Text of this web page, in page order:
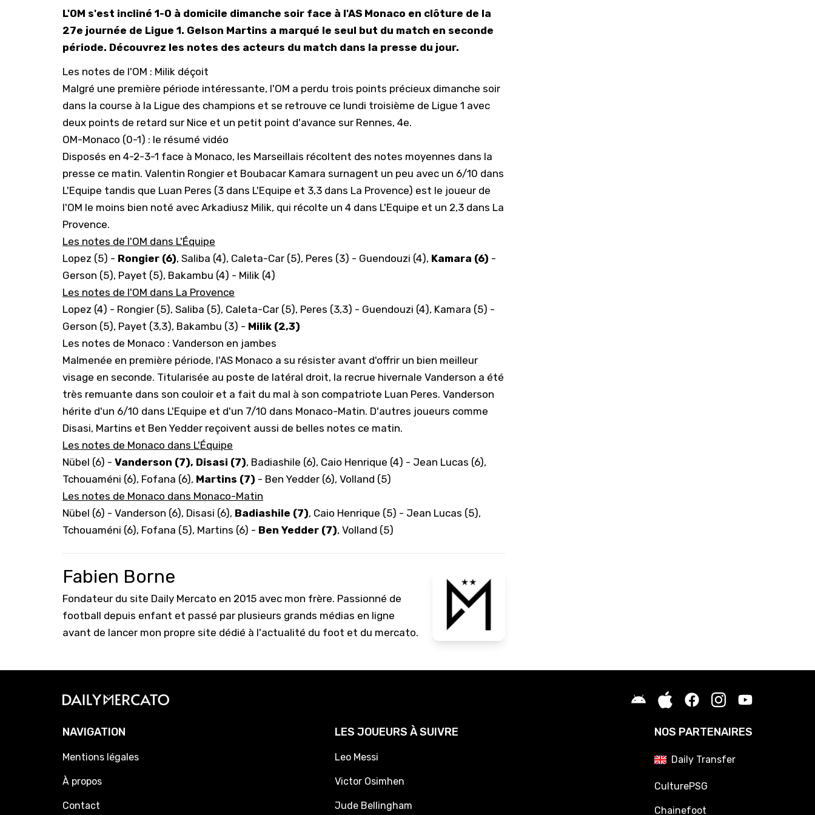
L'OM s'est incliné 1-0 à domicile dimanche soir face à l'AS Monaco en clôture de la
27e journée de Ligue 1. Gelson Martins a marqué le seul but du match en seconde
période. Découvrez les notes des acteurs du match dans la presse du jour.
Les notes de l'OM : Milik déçoit
Malgré une première période intéressante, l'OM a perdu trois points précieux dimanche soir
dans la course à la Ligue des champions et se retrouve ce lundi troisième de Ligue 1 avec
deux points de retard sur Nice et un petit point d'avance sur Rennes, 4e.
OM-Monaco (0-1) : le résumé vidéo
Disposés en 4-2-3-1 face à Monaco, les Marseillais récoltent des notes moyennes dans la
presse ce matin. Valentin Rongier et Boubacar Kamara surnagent un peu avec un 6/10 dans
L'Equipe tandis que Luan Peres (3 dans L'Equipe et 3,3 dans La Provence) est le joueur de
l'OM le moins bien noté avec Arkadiusz Milik, qui récolte un 4 dans L'Equipe et un 2,3 dans La
Provence.
Les notes de l'OM dans L'Équipe
Lopez (5) - Rongier (6), Saliba (4), Caleta-Car (5), Peres (3) - Guendouzi (4), Kamara (6) -
Gerson (5), Payet (5), Bakambu (4) - Milik (4)
Les notes de l'OM dans La Provence
Lopez (4) - Rongier (5), Saliba (5), Caleta-Car (5), Peres (3,3) - Guendouzi (4), Kamara (5) -
Gerson (5), Payet (3,3), Bakambu (3) - Milik (2,3)
Les notes de Monaco : Vanderson en jambes
Malmenée en première période, l'AS Monaco a su résister avant d'offrir un bien meilleur
visage en seconde. Titularisée au poste de latéral droit, la recrue hivernale Vanderson a été
très remuante dans son couloir et a fait du mal à son compatriote Luan Peres. Vanderson
hérite d'un 6/10 dans L'Equipe et d'un 7/10 dans Monaco-Matin. D'autres joueurs comme
Disasi, Martins et Ben Yedder reçoivent aussi de belles notes ce matin.
Les notes de Monaco dans L'Équipe
Nübel (6) - Vanderson (7), Disasi (7), Badiashile (6), Caio Henrique (4) - Jean Lucas (6),
Tchouaméni (6), Fofana (6), Martins (7) - Ben Yedder (6), Volland (5)
Les notes de Monaco dans Monaco-Matin
Nübel (6) - Vanderson (6), Disasi (6), Badiashile (7), Caio Henrique (5) - Jean Lucas (5),
Tchouaméni (6), Fofana (5), Martins (6) - Ben Yedder (7), Volland (5)
Fabien Borne
Fondateur du site Daily Mercato en 2015 avec mon frère. Passionné de
football depuis enfant et passé par plusieurs grands médias en ligne
avant de lancer mon propre site dédié à l'actualité du foot et du mercato.
NAVIGATION
Mentions légales
À propos
Contact
LES JOUEURS À SUIVRE
Leo Messi
Victor Osimhen
Jude Bellingham
NOS PARTENAIRES
Daily Transfer
CulturePSG
Chainefoot